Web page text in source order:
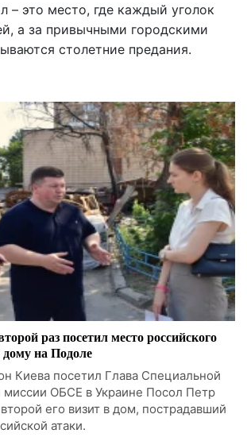
– это место, где каждый уголок
а за привычными городскими
столетние предания.
раз посетил место российского
на Подоле
Киева посетил Глава Специальной
миссии ОБСЕ в Украине Посол Петр
его визит в дом, пострадавший
атаки.